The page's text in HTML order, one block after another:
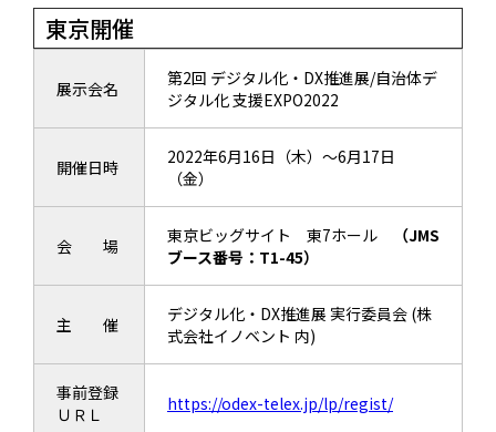
東京開催
展示会名
第2回 デジタル化・DX推進展/自治体デ
ジタル化 支援EXPO2022
開催日時
2022年6月16日（木）～6月17日
（金）
会 場 東京ビッグサイト 東7ホール
（JMS
ブース番号：T1-45）
主 催
デジタル化・DX推進展 実行委員会 (株
式会社イノベント 内)
事前登録
ＵＲＬ
https://odex-telex.jp/lp/regist/